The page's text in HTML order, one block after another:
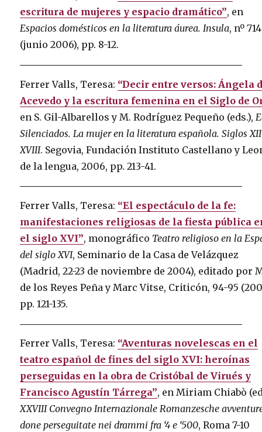
escritura de mujeres y espacio dramático”, en
Espacios domésticos en la literatura áurea. Insula, nº 714
(junio 2006), pp. 8-12.
Ferrer Valls, Teresa: “Decir entre versos: Ángela
Acevedo y la escritura femenina en el Siglo de
en S. Gil-Albarellos y M. Rodríguez Pequeño (eds.),
Silenciados. La mujer en la literatura española. Siglos
XVIII. Segovia, Fundación Instituto Castellano y
de la lengua, 2006, pp. 213-41.
Ferrer Valls, Teresa: “El espectáculo de la fe:
manifestaciones religiosas de la fiesta pública
el siglo XVI”, monográfico Teatro religioso en la
del siglo XVI, Seminario de la Casa de Velázquez
(Madrid, 22-23 de noviembre de 2004), editado por
de los Reyes Peña y Marc Vitse, Criticón, 94-95
pp. 121-135.
Ferrer Valls, Teresa: “Aventuras novelescas en el
teatro español de fines del siglo XVI: heroínas
perseguidas en la obra de Cristóbal de Virués y
Francisco Agustín Tárrega”, en Miriam Chiabò
XXVIII Convegno Internazionale Romanzesche
done perseguitate nei drammi fra ‘4 e ‘500, Roma 7-10